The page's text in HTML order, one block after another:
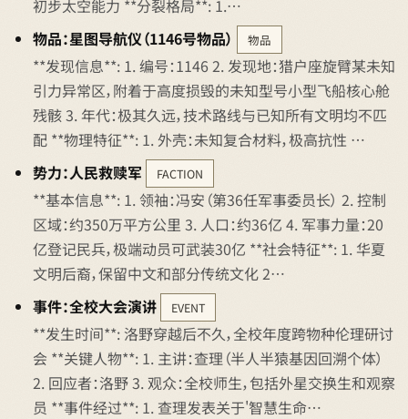
初步太空能力 **分裂格局**: 1.…
物品：星图导航仪（1146号物品）
物品
**发现信息**: 1. 编号：1146 2. 发现地：猎户座旋臂某未知
引力异常区，附着于高度损毁的未知型号小型飞船核心舱
残骸 3. 年代：极其久远，技术路线与已知所有文明均不匹
配 **物理特征**: 1. 外壳：未知复合材料，极高抗性 …
势力：人民救赎军
FACTION
**基本信息**: 1. 领袖：冯安（第36任军事委员长） 2. 控制
区域：约350万平方公里 3. 人口：约36亿 4. 军事力量：20
亿登记民兵，极端动员可武装30亿 **社会特征**: 1. 华夏
文明后裔，保留中文和部分传统文化 2…
事件：全校大会演讲
EVENT
**发生时间**: 洛野穿越后不久，全校年度跨物种伦理研讨
会 **关键人物**: 1. 主讲：查理（半人半猿基因回溯个体）
2. 回应者：洛野 3. 观众：全校师生，包括外星交换生和观察
员 **事件经过**: 1. 查理发表关于'智慧生命…